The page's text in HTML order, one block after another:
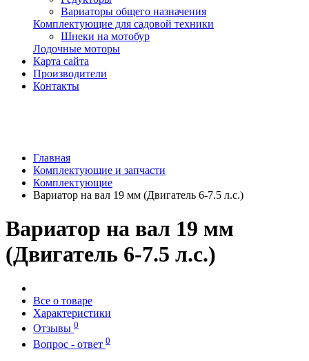
Вариаторы общего назначения
Комплектующие для садовой техники
Шнеки на мотобур
Лодочные моторы
Карта сайта
Производители
Контакты
Главная
Комплектующие и запчасти
Комплектующие
Вариатор на вал 19 мм (Двигатель 6-7.5 л.с.)
Вариатор на вал 19 мм
(Двигатель 6-7.5 л.с.)
Все о товаре
Характеристики
Отзывы 0
Вопрос - ответ 0